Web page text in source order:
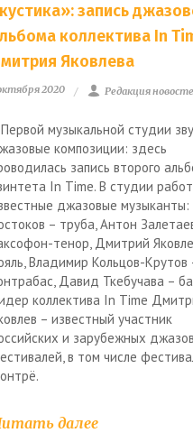
запись
коллектива In
Яковлева
2020 Редакция
музыкальной студии
композиции: здесь
запись второго
In Time. В студии
джазовые музыканты:
– труба, Антон
тенор, Дмитрий
Владимир Кольцов-Крутов
Давид Ткебучава –
коллектива In Time
– известный участник
и зарубежных
в том числе
далее